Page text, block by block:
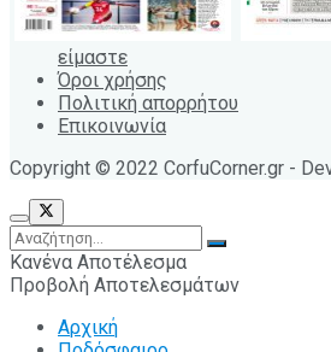
είμαστε
Όροι χρήσης
Πολιτική απορρήτου
Επικοινωνία
Copyright © 2022 CorfuCorner.gr -
Κανένα Αποτέλεσμα
Προβολή Αποτελεσμάτων
Αρχική